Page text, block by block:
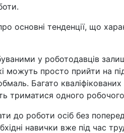
основні тенденції, що
у роботодавців
можуть просто прийти на
Багато кваліфікованих
триматися одного
до роботи осіб без
навички вже під час